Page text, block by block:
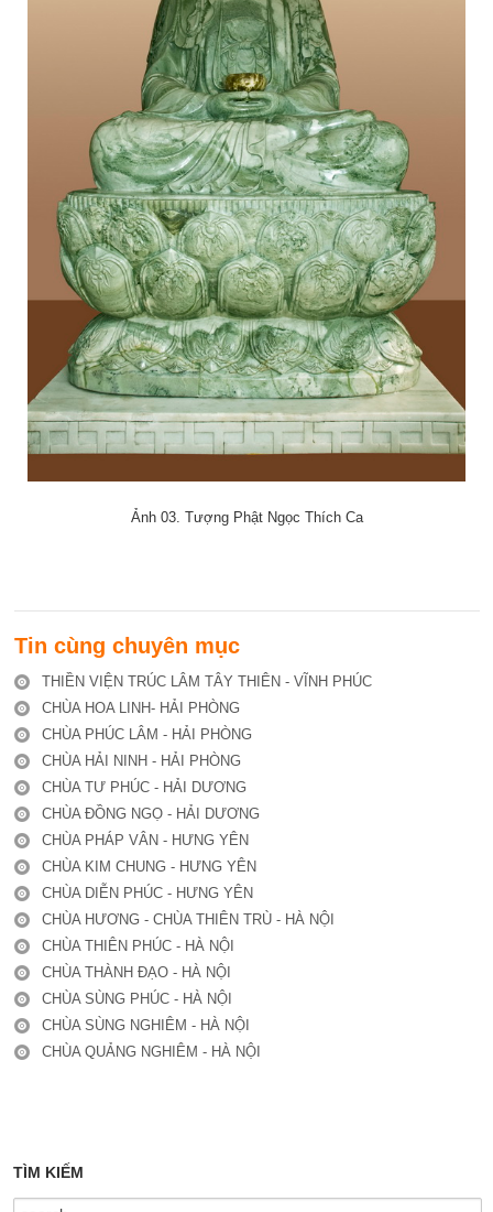
Ảnh 03. Tượng Phật Ngọc Thích Ca
Tin cùng chuyên mục
THIỀN VIỆN TRÚC LÂM TÂY THIÊN - VĨNH PHÚC
CHÙA HOA LINH- HẢI PHÒNG
CHÙA PHÚC LÂM - HẢI PHÒNG
CHÙA HẢI NINH - HẢI PHÒNG
CHÙA TƯ PHÚC - HẢI DƯƠNG
CHÙA ĐỒNG NGỌ - HẢI DƯƠNG
CHÙA PHÁP VÂN - HƯNG YÊN
CHÙA KIM CHUNG - HƯNG YÊN
CHÙA DIỄN PHÚC - HƯNG YÊN
CHÙA HƯƠNG - CHÙA THIÊN TRÙ - HÀ NỘI
CHÙA THIÊN PHÚC - HÀ NỘI
CHÙA THÀNH ĐẠO - HÀ NỘI
CHÙA SÙNG PHÚC - HÀ NỘI
CHÙA SÙNG NGHIÊM - HÀ NỘI
CHÙA QUẢNG NGHIÊM - HÀ NỘI
TÌM KIẾM